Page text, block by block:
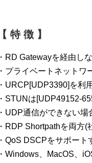
【 特 徴 】
・RD Gatewayを経由し
・プライベートネット
・URCP[UDP3390]を利
・STUNは[UDP49152-
・UDP通信ができない
・RDP Shortpathを両方
・QoS DSCPをサポー
・Windows、MacOS、